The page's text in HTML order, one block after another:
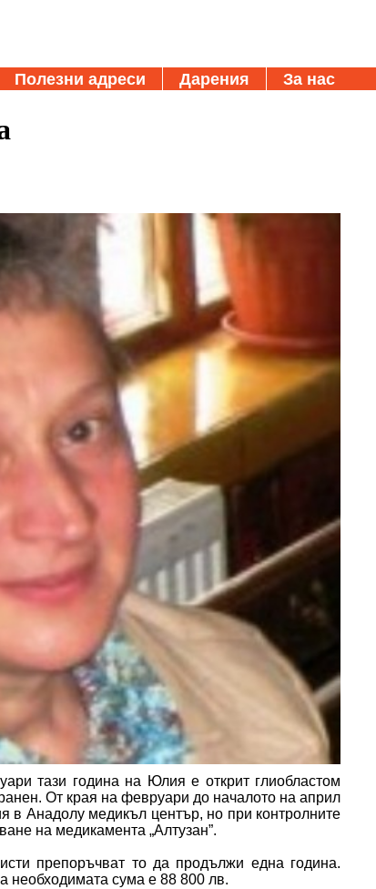
Полезни адреси Дарения За нас
тази година на Юлия е открит глиобластом
От края на февруари до началото на април
Анадолу медикъл център, но при контролните
на медикамента „Алтузан”.
препоръчват то да продължи една година.
необходимата сума е 88 800 лв.